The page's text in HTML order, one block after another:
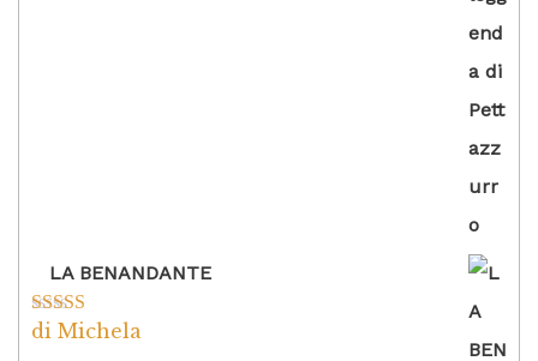
LA BENANDANTE
Valutato5su
di Michela